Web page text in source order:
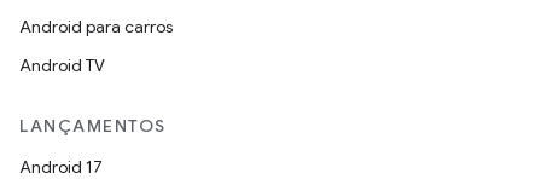
Android para carros
Android TV
LANÇAMENTOS
Android 17